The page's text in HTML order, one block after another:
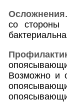
Осложнения
со стороны
Возможно и